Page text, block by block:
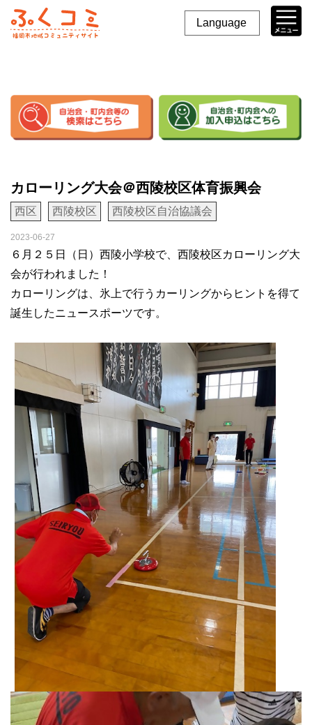
Language
カローリング大会＠西陵校区体育振興会
西区 西陵校区 西陵校区自治協議会
2023-06-27
６月２５日（日）西陵小学校で、西陵校区カローリング大
会が行われました！
カローリングは、氷上で行うカーリングからヒントを得て
誕生したニュースポーツです。